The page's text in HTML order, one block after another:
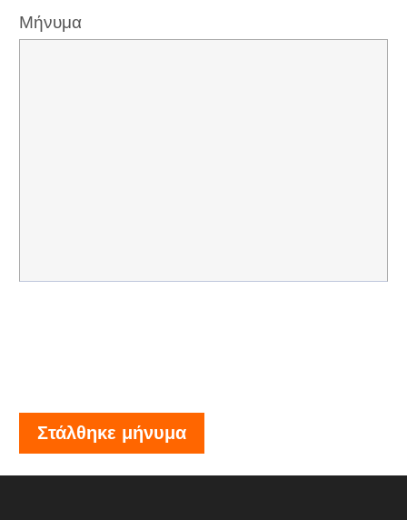
Μήνυμα
Στάλθηκε μήνυμα